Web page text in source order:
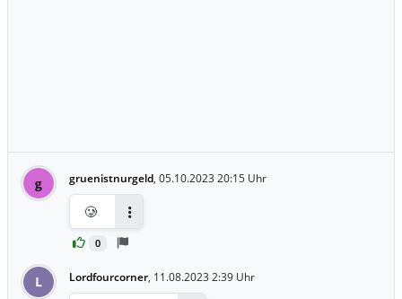
g gruenistnurgeld, 05.10.2023 20:15 Uhr
0
🥲
L Lordfourcorner, 11.08.2023 2:39 Uhr